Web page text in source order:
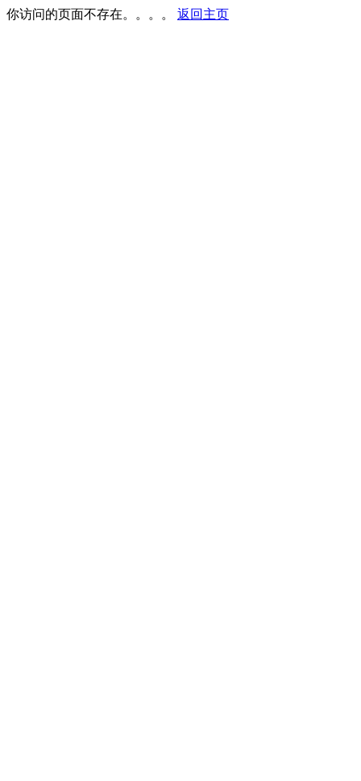
你访问的页面不存在。。。。 返回主页